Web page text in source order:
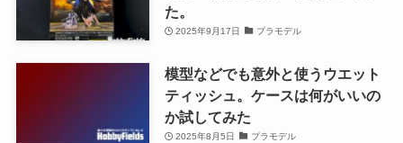
た。
2025年9月17日 プラモデル
模型などでも意外と使うウエット
ティッシュ。ケースは何がいいの
か試してみた
2025年8月5日 プラモデル